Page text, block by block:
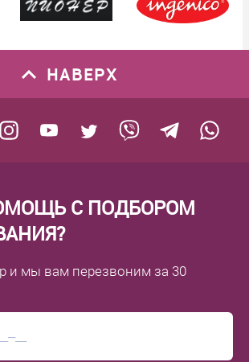
НАВЕРХ
С ПОДБОРОМ
и мы вам перезвоним за 30